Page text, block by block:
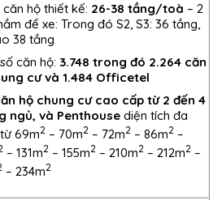
căn hộ thiết kế: 26-38 tầng/toà – 2
để xe: Trong đó S2, S3: 36 tầng,
38 tầng
căn hộ: 3.748 trong đó 2.264 căn
cư và 1.484 Officetel
hộ chung cư cao cấp từ 2 đến 4
ngủ, và Penthouse diện tích đa
69m2 – 70m2 – 72m2 – 86m2 –
– 131m2 – 155m2 – 210m2 – 212m2 –
– 234m2